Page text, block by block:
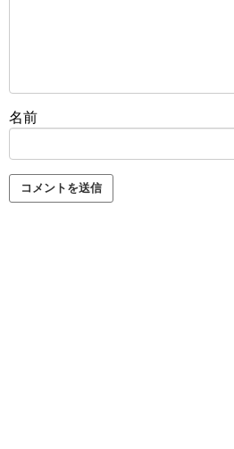
名前